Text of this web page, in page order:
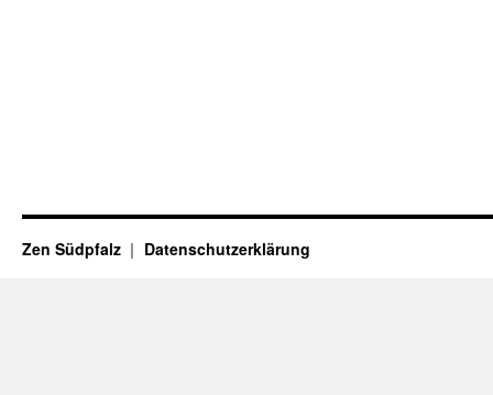
Zen Südpfalz Datenschutzerklärung